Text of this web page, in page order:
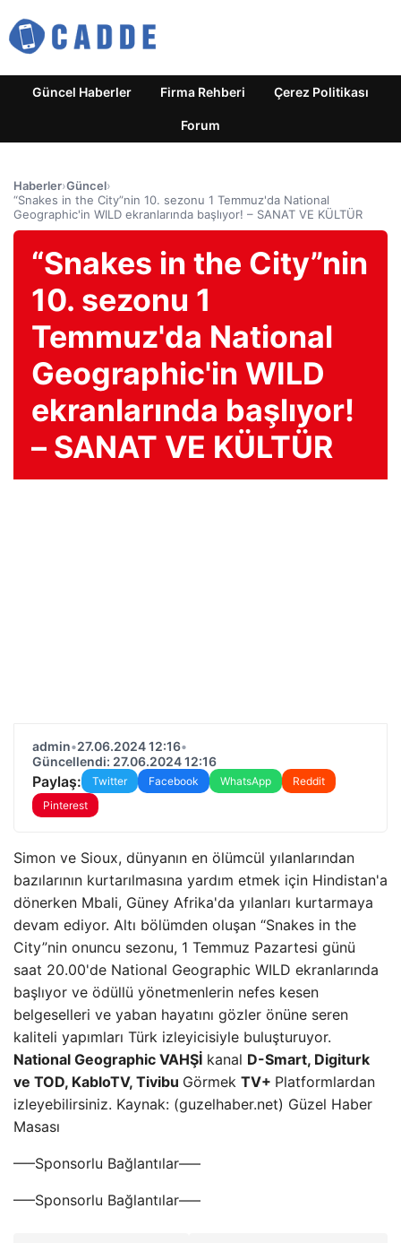
Güncel Haberler Firma Rehberi Çerez Politikası
Forum
Haberler›Güncel›
“Snakes in the City”nin 10. sezonu 1 Temmuz'da National
Geographic'in WILD ekranlarında başlıyor! – SANAT VE KÜLTÜR
“Snakes in the City”nin
10. sezonu 1
Temmuz'da National
Geographic'in WILD
ekranlarında başlıyor!
– SANAT VE KÜLTÜR
admin•27.06.2024 12:16•
Güncellendi: 27.06.2024 12:16
Paylaş: Twitter Facebook WhatsApp
Reddit
Pinterest
Simon ve Sioux, dünyanın en ölümcül yılanlarından
bazılarının kurtarılmasına yardım etmek için Hindistan'a
dönerken Mbali, Güney Afrika'da yılanları kurtarmaya
devam ediyor. Altı bölümden oluşan “Snakes in the
City”nin onuncu sezonu, 1 Temmuz Pazartesi günü
saat 20.00'de National Geographic WILD ekranlarında
başlıyor ve ödüllü yönetmenlerin nefes kesen
belgeselleri ve yaban hayatını gözler önüne seren
kaliteli yapımları Türk izleyicisiyle buluşturuyor.
National Geographic VAHŞİ kanal D-Smart, Digiturk
ve TOD, KabloTV, Tivibu Görmek TV+ Platformlardan
izleyebilirsiniz. Kaynak: (guzelhaber.net) Güzel Haber
Masası
—–Sponsorlu Bağlantılar—–
—–Sponsorlu Bağlantılar—–